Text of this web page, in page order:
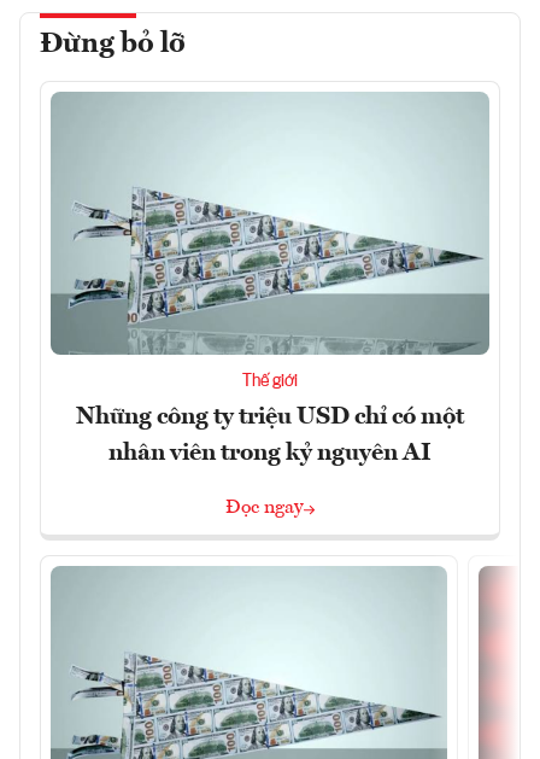
Đừng bỏ lỡ
Thế giới
Những công ty triệu USD chỉ có một
nhân viên trong kỷ nguyên AI
Đọc ngay